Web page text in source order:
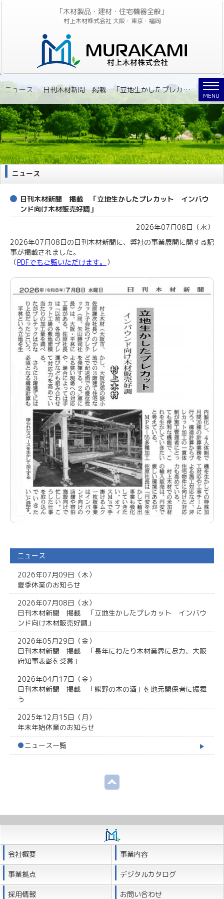
「木材製品・建材・住宅機器全般」
村上木材株式会社 大阪・東京・福岡
MENU
ニュース » 日刊木材新聞 掲載 「立地生かしたプレカット インバウンド向け木材販売好調」
ニュース
日刊木材新聞 掲載 「立地生かしたプレカット インバウ
ンド向け木材販売好調」
2026年07月08日（水）
2026年07月08日の日刊木材新聞に、弊社の事業展開に関する記
事が掲載されました。
（PDFでもご覧いただけます。 ）
ニュース
2026年07月09日（木）
夏季休業のお知らせ
2026年07月08日（水）
日刊木材新聞 掲載 「立地生かしたプレカット インバウ
ンド向け木材販売好調」
2026年05月29日（金）
日刊木材新聞 掲載 「長年にわたり木材業界に尽力、大阪
府知事表彰を受賞」
2026年04月17日（金）
日刊木材新聞 掲載 「熊野の木の酒」を地元関係者に振舞
う
2025年12月15日（月）
年末年始休業のお知らせ
●ニュース一覧
会社概要 事業内容
事業拠点 デジタルカタログ
採用情報 お問い合わせ